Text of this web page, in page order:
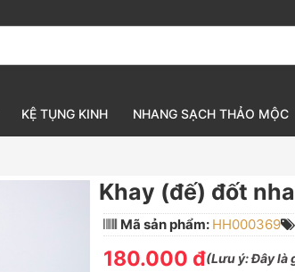
KỆ TỤNG KINH NHANG SẠCH THẢO MỘC
Khay (đế) đốt
Mã sản phẩm: HH000369
180.000 đ(Lưu ý:Đây là